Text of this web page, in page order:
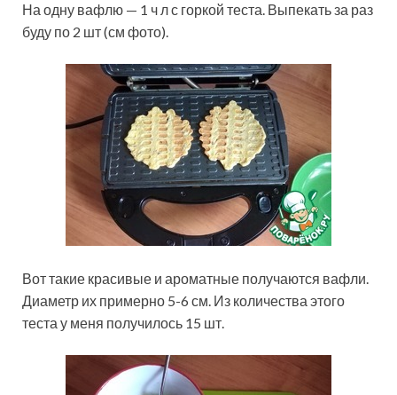
На одну вафлю — 1 ч л с горкой теста. Выпекать за раз
буду по 2 шт (см фото).
Вот такие красивые и ароматные получаются вафли.
Диаметр их примерно 5-6 см. Из количества этого
теста у меня получилось 15 шт.